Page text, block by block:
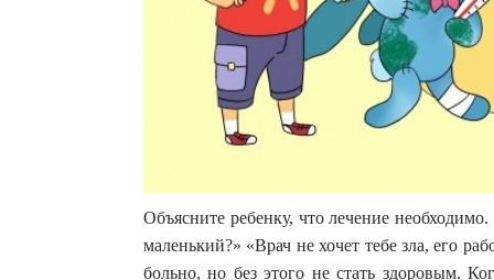
Объясните ребенку, что лечение
маленький?» «Врач не хочет тебе зла, его
больно, но без этого не стать здоровым.